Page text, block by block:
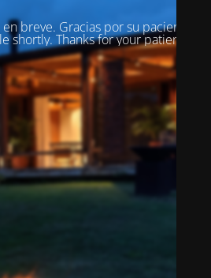
breve. Gracias por su paciencia! /
shortly. Thanks for your patience!